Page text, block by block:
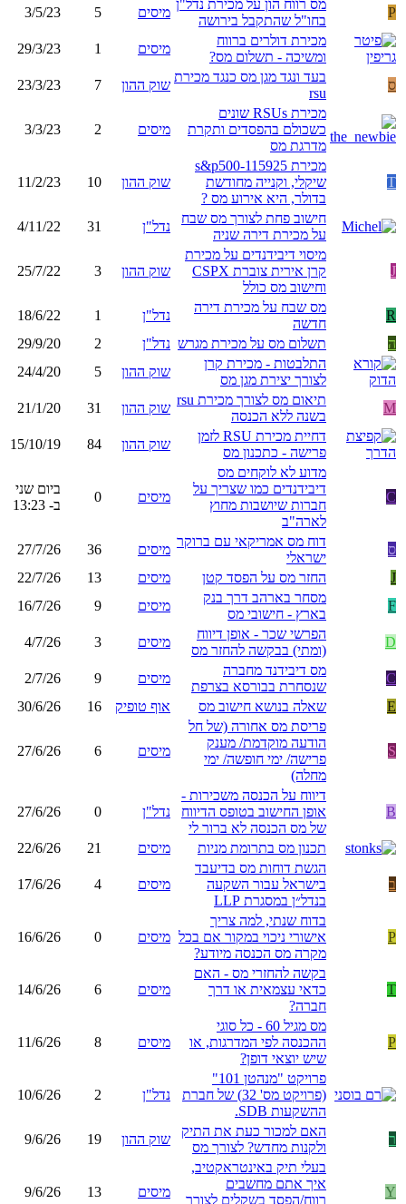
P
מס רווח הון על מכירת נדל"ן
בחו"ל שהתקבל בירושה
מיסים 5
3/5/23
מכירת דולרים ברווח
ומשיכה - תשלום מס?
מיסים 1
29/3/23
ס
בעד ונגד מגן מס כנגד מכירת
rsu
שוק ההון 7
23/3/23
מכירת RSUs שונים
כשכולם בהפסדים ותקרת
מדרגת מס
מיסים 2
3/3/23
T
מכירת s&p500-115925
שיקלי, וקנייה מחודשת
בדולר, היא אירוע מס ?
שוק ההון 10
11/2/23
חישוב פחת לצורך מס שבח
על מכירת דירה שניה
נדל"ן 31
4/11/22
J
מיסוי דיבידנדים על מכירת
קרן אירית צוברת CSPX
וחישוב מס כולל
שוק ההון 3
25/7/22
R
מס שבח על מכירת דירה
חדשה
נדל"ן 1
18/6/22
ה
תשלום מס על מכירת מגרש נדל"ן 2
29/9/20
התלבטות - מכירת קרן
לצורך יצירת מגן מס
שוק ההון 5
24/4/20
M
תיאום מס לצורך מכירת rsu
בשנה ללא הכנסה
שוק ההון 31
21/1/20
דחיית מכירת RSU לזמן
פרישה - כתכנון מס
שוק ההון 84
15/10/19
C
מדוע לא לוקחים מס
דיבידנדים כמו שצריך על
חברות שיושבות מחוץ
לארה"ב
מיסים 0
ביום שני
ב- 13:23
ס
דוח מס אמריקאי עם ברוקר
ישראלי
מיסים 36
27/7/26
J
החזר מס על הפסד קטן מיסים 13
22/7/26
F
מסחר בארהב דרך בנק
בארץ - חישובי מס
מיסים 9
16/7/26
D
הפרשי שכר - אופן דיווח
(ומתי) בבקשה להחזר מס
מיסים 3
4/7/26
C
מס דיבידנד מחברה
שנסחרת בבורסא בצרפת
מיסים 9
2/7/26
E
שאלה בנושא חישוב מס אוף טופיק 16
30/6/26
S
פריסת מס אחורה (של חל
הודעה מוקדמת/ מענק
פרישה/ ימי חופשה/ ימי
מחלה)
מיסים 6
27/6/26
B
דיווח על הכנסה משכירות -
אופן החישוב בטופס הדיווח
של מס הכנסה לא ברור לי
נדל"ן 0
27/6/26
תכנון מס בתרומת מניות מיסים 21
22/6/26
ב
הגשת דוחות מס בדיעבד
בישראל עבור השקעה
בנדל״ן במסגרת LLP
מיסים 4
17/6/26
P
בדוח שנתי, למה צריך
אישורי ניכוי במקור אם בכל
מקרה מס הכנסה מיודע?
מיסים 0
16/6/26
T
בקשה להחזרי מס - האם
כדאי עצמאית או דרך
חברה?
מיסים 6
14/6/26
P
מס מגיל 60 - כל סוגי
ההכנסה לפי המדרגות, או
שיש יוצאי דופן?
מיסים 8
11/6/26
פרויקט "מנהטן 101"
(פרויקט מס' 32) של חברת
ההשקעות SDB.
נדל"ן 2
10/6/26
ר
האם למכור כעת את התיק
ולקנות מחדש? לצורך מס
שוק ההון 19
9/6/26
Y
בעלי תיק באינטראקטיב,
איך אתם מחשבים
רווח/הפסד בשקלים לצורך
מיסים 13
9/6/26